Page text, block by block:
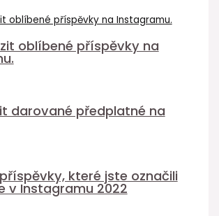
oblíbené příspěvky na
darované předplatné na
které jste označili
v Instagramu 2022